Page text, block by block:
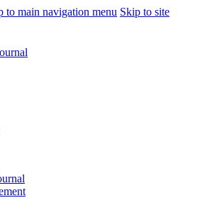
to main navigation menu Skip to site